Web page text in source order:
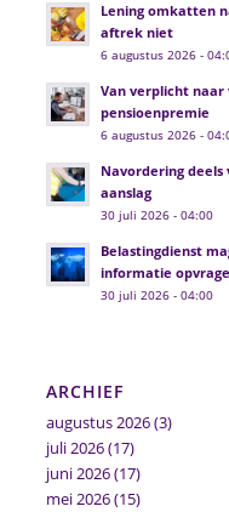
Lening omkatten
aftrek niet
6 augustus 2026 -
Van verplicht
pensioenpremie
6 augustus 2026 -
Navordering
aanslag
30 juli 2026 - 04:00
Belastingdienst
informatie
30 juli 2026 - 04:00
ARCHIEF
augustus 2026(3)
juli 2026(17)
juni 2026(17)
mei 2026(15)